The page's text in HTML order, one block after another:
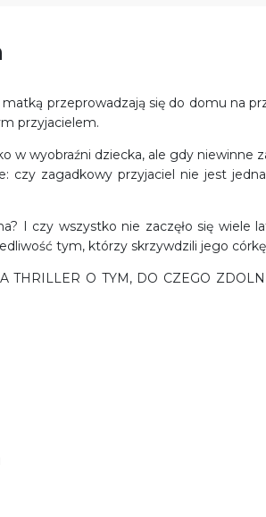
przeprowadzają się do domu na
przyjacielem.
w wyobraźni dziecka, ale gdy niewinne
czy zagadkowy przyjaciel nie jest
I czy wszystko nie zaczęło się wiele
tym, którzy skrzywdzili jego
THRILLER O TYM, DO CZEGO